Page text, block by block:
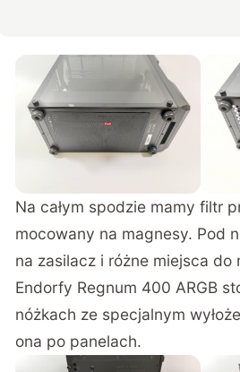
Na całym spodzie mamy filtr
mocowany na magnesy. Pod
na zasilacz i różne miejsca do
Endorfy Regnum 400 ARGB
nóżkach ze specjalnym
ona po panelach.